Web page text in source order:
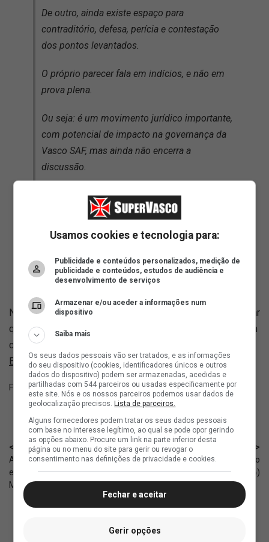
De outro, ainda existe espaço para
contraditório, defesa, perícia e contestação
dos pontos levantados.
O próprio parecer fala em indícios, e não em
prova plena.
Ou seja: é um movimento jurídico importante,
com potencial de impacto na governança da
Vasco SAF, mas ainda não encerra a
discussão.
Agora, o próximo passo é aguardar a decisão
Apuração @MaccaVasco | @PodCruzmaltino
Siga o Podcast Cruzmaltino para mais
informações.
Nos bastidores, havia informações de que a decisão liminar
que Pedrinho e o conselho administrativo da SAF poderiam
cair até esta sexta (26/06), de acordo com o
Emerson Rocha.
Fonte:X Podcast Cruzmaltino
< Anterior
A assinatura do memorando de
entendimento entre Vasco e
Marcos Lamacchia
Próximo >
Sub-20: Assista Vasco x São
Cristóvão hoje (26/06)
Usamos cookies e tecnologia para:
Publicidade e conteúdos personalizados, medição de
publicidade e conteúdos, estudos de audiência e
desenvolvimento de serviços
Armazenar e/ou aceder a informações num
dispositivo
Saiba mais
Os seus dados pessoais vão ser tratados, e as informações
do seu dispositivo (cookies, identificadores únicos e outros
dados do dispositivo) podem ser armazenadas, acedidas e
partilhadas com 544 parceiros ou usadas especificamente por
este site. Nós e os nossos parceiros podemos usar dados de
geolocalização precisos.Lista de parceiros.
Alguns fornecedores podem tratar os seus dados pessoais
com base no interesse legítimo, ao qual se pode opor gerindo
as opções abaixo. Procure um link na parte inferior desta
página ou no menu do site para gerir ou revogar o
consentimento nas definições de privacidade e cookies.
Fechar e aceitar
Gerir opções